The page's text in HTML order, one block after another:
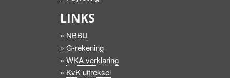
LINKS
» NBBU
» G-rekening
» WKA verklaring
» KvK uitreksel